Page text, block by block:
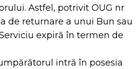
Astfel, potrivit OUG nr
de returnare a unui Bun sau
expiră în termen de
intră în posesia